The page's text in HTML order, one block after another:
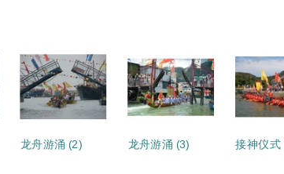
龙舟游涌 (2) 龙舟游涌 (3) 接神仪式